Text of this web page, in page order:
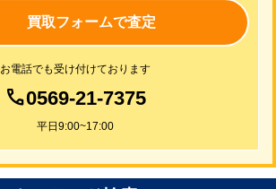
買取フォームで査定
お電話でも受け付けております
0569-21-7375
平日9:00~17:00